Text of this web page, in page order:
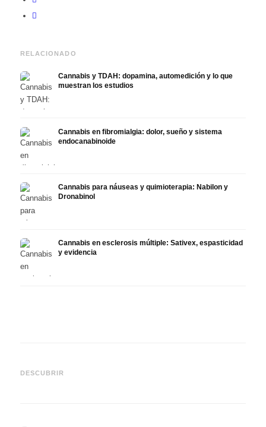
RELACIONADO
Cannabis y TDAH: dopamina, automedición y lo que
muestran los estudios
Cannabis en fibromialgia: dolor, sueño y sistema
endocanabinoide
Cannabis para náuseas y quimioterapia: Nabilon y
Dronabinol
Cannabis en esclerosis múltiple: Sativex, espasticidad
y evidencia
DESCUBRIR
Epidiolex y el estado actual